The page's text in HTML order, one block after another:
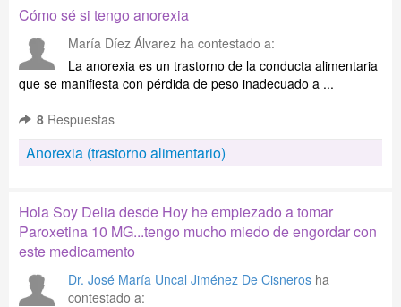
Cómo sé si tengo anorexia
María Díez Álvarez ha contestado a:
La anorexia es un trastorno de la conducta alimentaria
que se manifiesta con pérdida de peso inadecuado a ...
8 Respuestas
Anorexia (trastorno alimentario)
Hola Soy Delia desde Hoy he empiezado a tomar
Paroxetina 10 MG...tengo mucho miedo de engordar con
este medicamento
Dr. José María Uncal Jiménez De Cisneros ha
contestado a: